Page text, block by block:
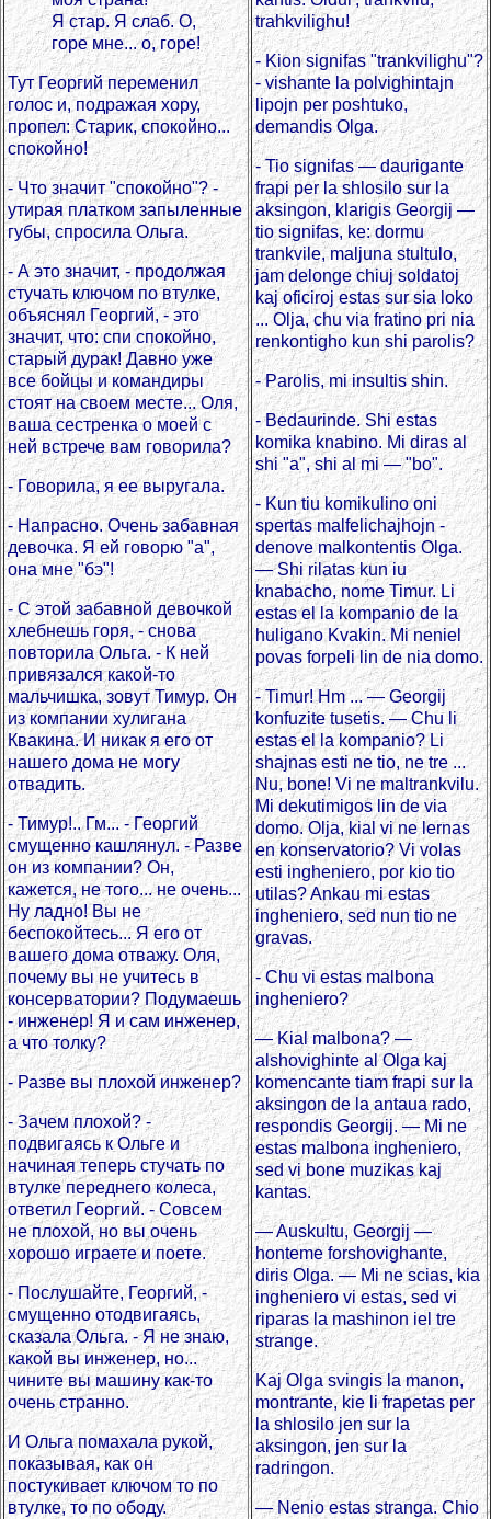
Я стар. Я слаб. О,
горе мне... о, горе!
Тут Георгий переменил
голос и, подражая хору,
пропел: Старик, спокойно...
спокойно!
- Что значит "спокойно"? -
утирая платком запыленные
губы, спросила Ольга.
- А это значит, - продолжая
стучать ключом по втулке,
объяснял Георгий, - это
значит, что: спи спокойно,
старый дурак! Давно уже
все бойцы и командиры
стоят на своем месте... Оля,
ваша сестренка о моей с
ней встрече вам говорила?
- Говорила, я ее выругала.
- Напрасно. Очень забавная
девочка. Я ей говорю "а",
она мне "бэ"!
- С этой забавной девочкой
хлебнешь горя, - снова
повторила Ольга. - К ней
привязался какой-то
мальчишка, зовут Тимур. Он
из компании хулигана
Квакина. И никак я его от
нашего дома не могу
отвадить.
- Тимур!.. Гм... - Георгий
смущенно кашлянул. - Разве
он из компании? Он,
кажется, не того... не очень...
Ну ладно! Вы не
беспокойтесь... Я его от
вашего дома отважу. Оля,
почему вы не учитесь в
консерватории? Подумаешь
- инженер! Я и сам инженер,
а что толку?
- Разве вы плохой инженер?
- Зачем плохой? -
подвигаясь к Ольге и
начиная теперь стучать по
втулке переднего колеса,
ответил Георгий. - Совсем
не плохой, но вы очень
хорошо играете и поете.
- Послушайте, Георгий, -
смущенно отодвигаясь,
сказала Ольга. - Я не знаю,
какой вы инженер, но...
чините вы машину как-то
очень странно.
И Ольга помахала рукой,
показывая, как он
постукивает ключом то по
втулке, то по ободу.
trahkvilighu!
- Kion signifas "trankvilighu"?
- vishante la polvighintajn
lipojn per poshtuko,
demandis Olga.
- Tio signifas — daurigante
frapi per la shlosilo sur la
aksingon, klarigis Georgij —
tio signifas, ke: dormu
trankvile, maljuna stultulo,
jam delonge chiuj soldatoj
kaj oficiroj estas sur sia loko
... Olja, chu via fratino pri nia
renkontigho kun shi parolis?
- Parolis, mi insultis shin.
- Bedaurinde. Shi estas
komika knabino. Mi diras al
shi "a", shi al mi — "bo".
- Kun tiu komikulino oni
spertas malfelichajhojn -
denove malkontentis Olga.
— Shi rilatas kun iu
knabacho, nome Timur. Li
estas el la kompanio de la
huligano Kvakin. Mi neniel
povas forpeli lin de nia domo.
- Timur! Hm ... — Georgij
konfuzite tusetis. — Chu li
estas el la kompanio? Li
shajnas esti ne tio, ne tre ...
Nu, bone! Vi ne maltrankvilu.
Mi dekutimigos lin de via
domo. Olja, kial vi ne lernas
en konservatorio? Vi volas
esti ingheniero, por kio tio
utilas? Ankau mi estas
ingheniero, sed nun tio ne
gravas.
- Chu vi estas malbona
ingheniero?
— Kial malbona? —
alshovighinte al Olga kaj
komencante tiam frapi sur la
aksingon de la antaua rado,
respondis Georgij. — Mi ne
estas malbona ingheniero,
sed vi bone muzikas kaj
kantas.
— Auskultu, Georgij —
honteme forshovighante,
diris Olga. — Mi ne scias, kia
ingheniero vi estas, sed vi
riparas la mashinon iel tre
strange.
Kaj Olga svingis la manon,
montrante, kie li frapetas per
la shlosilo jen sur la
aksingon, jen sur la
radringon.
— Nenio estas stranga. Chio